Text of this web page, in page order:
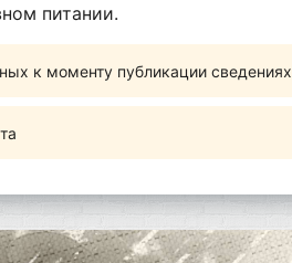
питании.
к моменту публикации сведениях